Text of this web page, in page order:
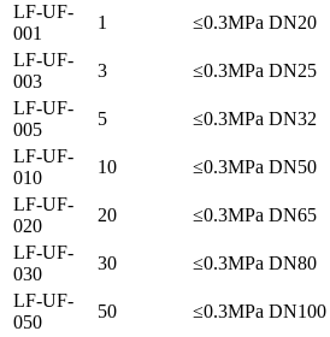
LF-UF-
001
1 ≤0.3MPa DN20
LF-UF-
003
3 ≤0.3MPa DN25
LF-UF-
005
5 ≤0.3MPa DN32
LF-UF-
010
10 ≤0.3MPa DN50
LF-UF-
020
20 ≤0.3MPa DN65
LF-UF-
030
30 ≤0.3MPa DN80
LF-UF-
050
50 ≤0.3MPa DN100